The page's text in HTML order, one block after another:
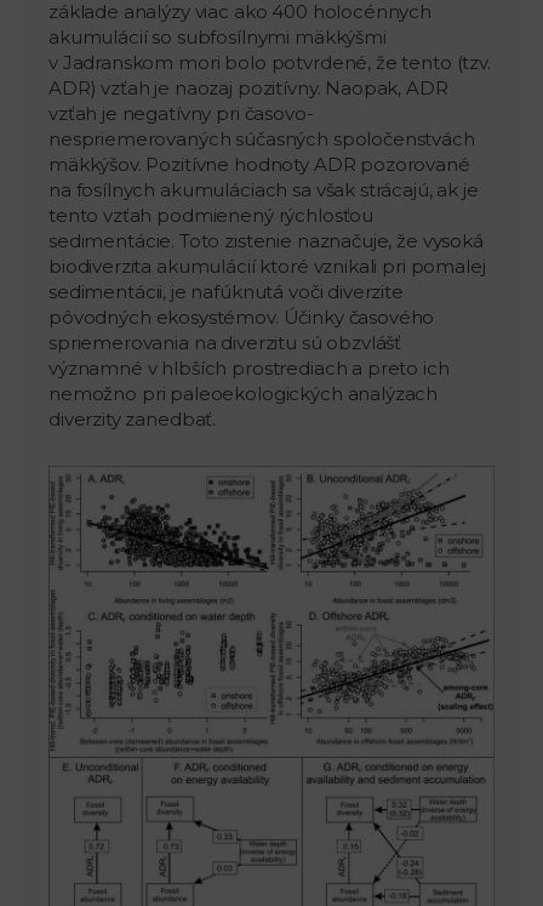
základe analýzy viac ako 400 holocénnych
akumulácií so subfosílnymi mäkkýšmi
v Jadranskom mori bolo potvrdené, že tento (tzv.
ADR) vzťah je naozaj pozitívny. Naopak, ADR
vzťah je negatívny pri časovo-
nespriemerovaných súčasných spoločenstvách
mäkkýšov. Pozitívne hodnoty ADR pozorované
na fosílnych akumuláciach sa však strácajú, ak je
tento vzťah podmienený rýchlosťou
sedimentácie. Toto zistenie naznačuje, že vysoká
biodiverzita akumulácií ktoré vznikali pri pomalej
sedimentácii, je nafúknutá voči diverzite
pôvodných ekosystémov. Účinky časového
spriemerovania na diverzitu sú obzvlášť
významné v hlbších prostrediach a preto ich
nemožno pri paleoekologických analýzach
diverzity zanedbať.